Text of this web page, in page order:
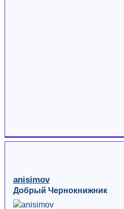
anisimov
Добрый Чернокнижник